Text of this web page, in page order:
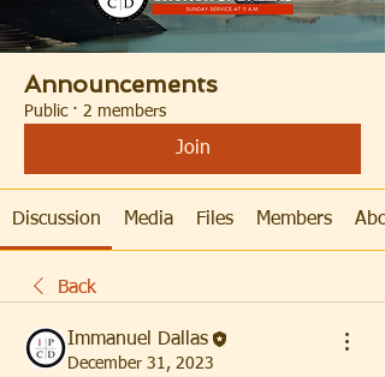
Announcements
Public · 2 members
Join
Discussion Media Files Members
Back
Immanuel Dallas
December 31, 2023